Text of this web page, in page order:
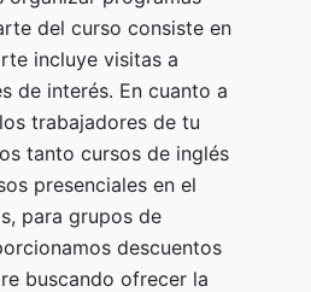
del curso consiste en
incluye visitas a
de interés. En cuanto a
trabajadores de tu
tanto cursos de inglés
presenciales en el
para grupos de
descuentos
buscando ofrecer la